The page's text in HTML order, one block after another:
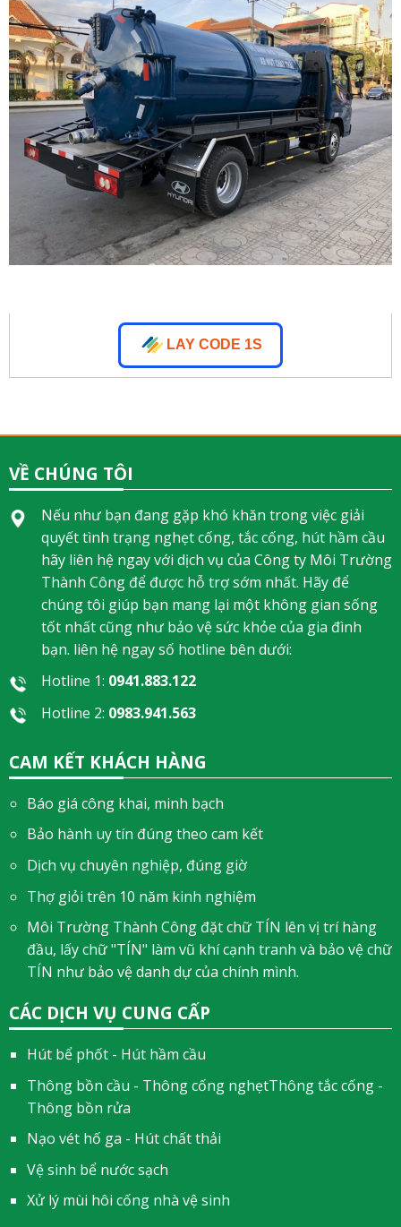
LAY CODE 1S
VỀ CHÚNG TÔI
Nếu như bạn đang gặp khó khăn trong việc giải
quyết tình trạng nghẹt cống, tắc cống, hút hầm cầu
hãy liên hệ ngay với dịch vụ của Công ty Môi Trường
Thành Công để được hỗ trợ sớm nhất. Hãy để
chúng tôi giúp bạn mang lại một không gian sống
tốt nhất cũng như bảo vệ sức khỏe của gia đình
bạn. liên hệ ngay số hotline bên dưới:
Hotline 1: 0941.883.122
Hotline 2: 0983.941.563
CAM KẾT KHÁCH HÀNG
Báo giá công khai, minh bạch
Bảo hành uy tín đúng theo cam kết
Dịch vụ chuyên nghiệp, đúng giờ
Thợ giỏi trên 10 năm kinh nghiệm
Môi Trường Thành Công đặt chữ TÍN lên vị trí hàng
đầu, lấy chữ "TÍN" làm vũ khí cạnh tranh và bảo vệ chữ
TÍN như bảo vệ danh dự của chính mình.
CÁC DỊCH VỤ CUNG CẤP
Hút bể phốt - Hút hầm cầu
Thông bồn cầu - Thông cống nghẹtThông tắc cống -
Thông bồn rửa
Nạo vét hố ga - Hút chất thải
Vệ sinh bể nước sạch
Xử lý mùi hôi cống nhà vệ sinh